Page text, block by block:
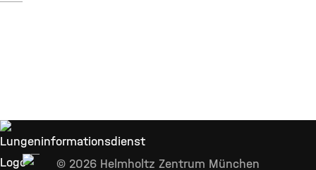
© 2026 Helmholtz Zentrum München